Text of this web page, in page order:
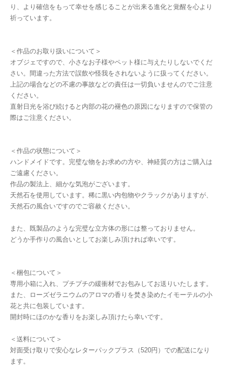
り、より確信をもって幸せを感じることが出来る進化と覚醒を心より
祈っています。
＜作品のお取り扱いについて＞
オブジェですので、小さなお子様やペット様に与えたりしないでくだ
さい。間違った方法で誤飲や怪我をされないように扱ってください。
上記の場合などの不慮の事故などの責任は一切負いませんのでご注意
ください。
直射日光を浴び続けると内部の花の褪色の原因になりますので保管の
際はご注意ください。
＜作品の状態について＞
ハンドメイドです。完璧な物をお求めの方や、神経質の方はご購入は
ご遠慮ください。
作品の製法上、細かな気泡がございます。
天然石を使用しています。稀に黒い内包物やクラックがありますが、
天然石の風合いですのでご容赦ください。
また、既製品のような完璧な立方体の形には整っておりません。
どうか手作りの風合いとしてお楽しみ頂ければ幸いです。
＜梱包について＞
専用小箱に入れ、プチプチの緩衝材でお包みしてお送りいたします。
また、ローズゼラニウムのアロマの香りを焚き染めたイモーテルの小
花と共に包装しています。
開封時にほのかな香りをお楽しみ頂けたら幸いです。
＜送料について＞
対面受け取りで安心なレターパックプラス（520円）での配送になり
ます。